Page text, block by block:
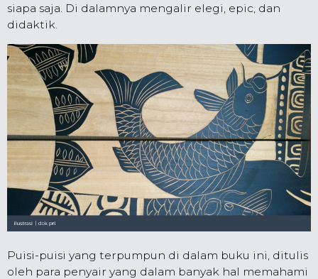
siapa saja. Di dalamnya mengalir elegi, epic, dan
didaktik.
Puisi-puisi yang terpumpun di dalam buku ini, ditulis
oleh para penyair yang dalam banyak hal memahami